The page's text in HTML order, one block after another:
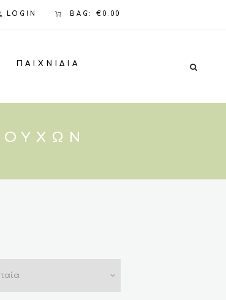
LOGIN BAG: €0.00
ΠΑΙΧΝΊΔΙΑ